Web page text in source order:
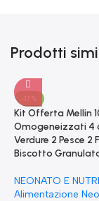
Prodotti
-17%
Kit Offerta Mellin
Omogeneizzati 4
Verdure 2 Pesce 2
Biscotto
NEONATO E NUTRI
Alimentazione